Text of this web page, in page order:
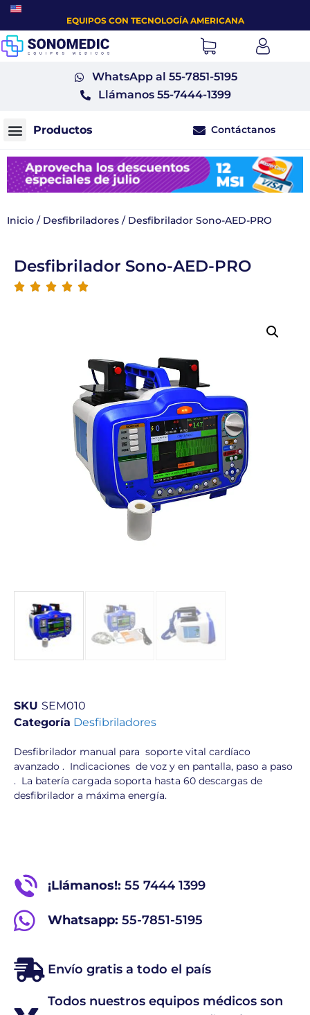
EQUIPOS CON TECNOLOGÍA AMERICANA
WhatsApp al 55-7851-5195
Llámanos 55-7444-1399
Contáctanos
Inicio / Desfibriladores / Desfibrilador Sono-AED-PRO
Desfibrilador Sono-AED-PRO
    
SKU SEM010
Categoría Desfibriladores
Desfibrilador manual para soporte vital cardíaco
avanzado . Indicaciones de voz y en pantalla, paso a paso
. La batería cargada soporta hasta 60 descargas de
desfibrilador a máxima energía.
¡Llámanos!: 55 7444 1399
Whatsapp: 55-7851-5195
Envío gratis a todo el país
Todos nuestros equipos médicos son